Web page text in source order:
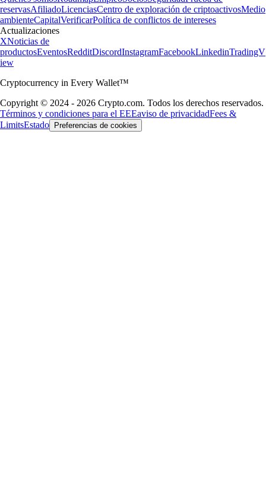
reservasAfiliadoLicenciasCentro de exploración de criptoactivosMedio
ambienteCapitalVerificarPolítica de conflictos de intereses
Actualizaciones
XNoticias de
productosEventosRedditDiscordInstagramFacebookLinkedinTradingV
iew
Cryptocurrency in Every Wallet™
Copyright © 2024 - 2026 Crypto.com. Todos los derechos reservados.
Términos y condiciones para el EEEaviso de privacidadFees &
LimitsEstado Preferencias de cookies